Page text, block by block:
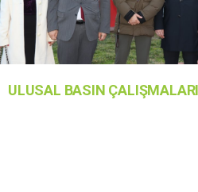
ULUSAL BASIN